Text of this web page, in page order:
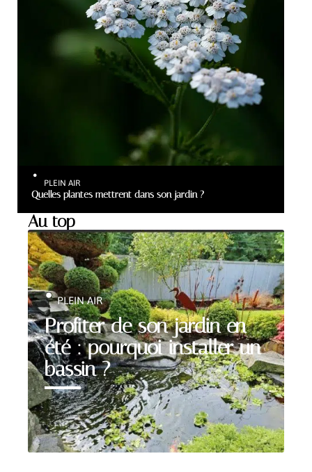
PLEIN AIR
Quelles plantes mettrent dans son jardin ?
Au top
Profiter de son jardin en
été : pourquoi installer un
bassin ?
PLEIN AIR